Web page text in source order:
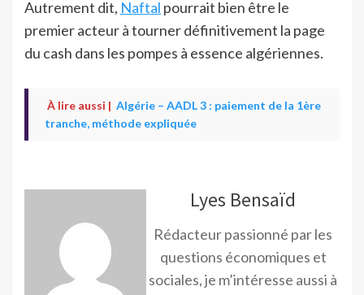
Autrement dit, Naftal pourrait bien être le
premier acteur à tourner définitivement la page
du cash dans les pompes à essence algériennes.
À lire aussi | Algérie – AADL 3 : paiement de la 1ère
tranche, méthode expliquée
Lyes Bensaïd
Rédacteur passionné par les
questions économiques et
sociales, je m’intéresse aussi à